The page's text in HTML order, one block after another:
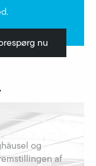
nu
og
af​